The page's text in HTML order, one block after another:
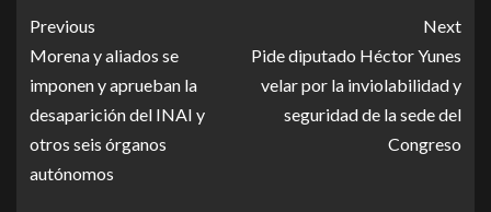
Previous
Morena y aliados se
imponen y aprueban la
desaparición del INAI y
otros seis órganos
autónomos
Next
Pide diputado Héctor Yunes
velar por la inviolabilidad y
seguridad de la sede del
Congreso